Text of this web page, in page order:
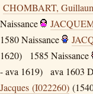
CHOMBART,
Naissance
1580Naissance
1620)
1585 Naissance
- ava 1619)
ava 1603
Jacques (I022260)